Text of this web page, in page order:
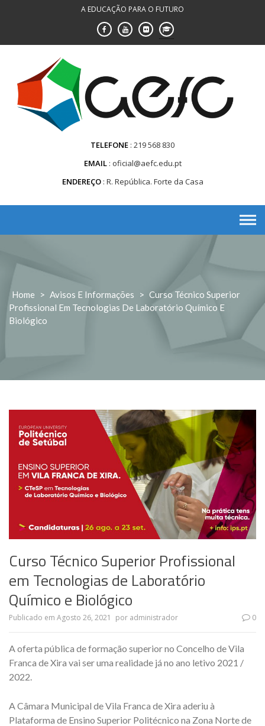
A EDUCAÇÃO PARA O FUTURO
TELEFONE 219 568 830
EMAIL oficial@aefc.edu.pt
ENDEREÇO R. República. Forte da Casa
Home > Avisos E Informações > Curso Técnico Superior
Profissional Em Tecnologias De Laboratório Químico E
Biológico
Curso Técnico Superior Profissional
em Tecnologias de Laboratório
Químico e Biológico
Publicado em Agosto 26, 2021 por administrador 0
A oferta pública de formação superior no Concelho de Vila
Franca de Xira vai ser uma realidade já no ano letivo 2021 /
2022.
A Câmara Municipal de Vila Franca de Xira aderiu à
Plataforma de Ensino Superior Politécnico na Zona Norte de